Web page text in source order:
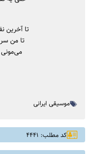
تا آخرین
تا من
می‌مونی
موسیقی ایرانی
کد مطلب: ۴۴۴۱